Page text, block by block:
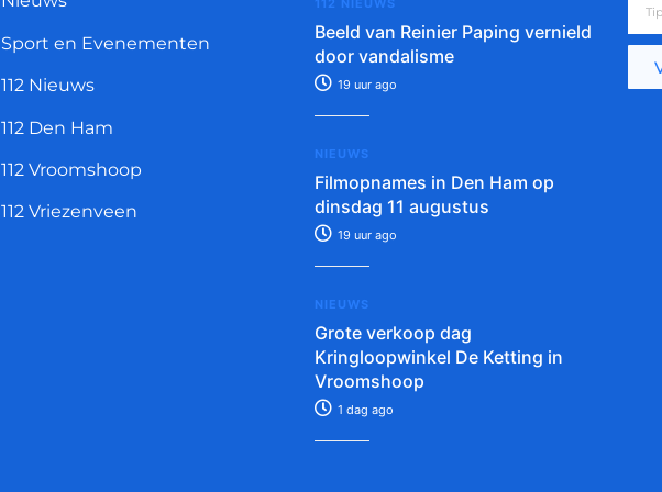
Sport en Evenementen
112 Nieuws
112 Den Ham
112 Vroomshoop
112 Vriezenveen
112 NIEUWS
Beeld van Reinier Paping vernield
door vandalisme
19 uur ago
NIEUWS
Filmopnames in Den Ham op
dinsdag 11 augustus
19 uur ago
NIEUWS
Grote verkoop dag
Kringloopwinkel De Ketting in
Vroomshoop
1 dag ago